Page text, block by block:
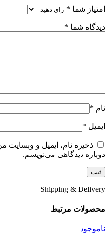
امتیاز شما *
دیدگاه شما *
نام *
ایمیل *
ذخیره نام، ایمیل و وبسایت
دوباره دیدگاهی می‌نویسم.
Shipping & Delivery
محصولات مرتبط
ناموجود